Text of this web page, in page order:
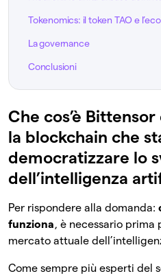
Tokenomics: il token TAO e
La governance
Conclusioni
Che cos’è
la blockchain che
democratizzare lo
dell’intelligenza
Per rispondere alla domanda:
funziona, è necessario prima
mercato attuale
Come sempre più esperti del